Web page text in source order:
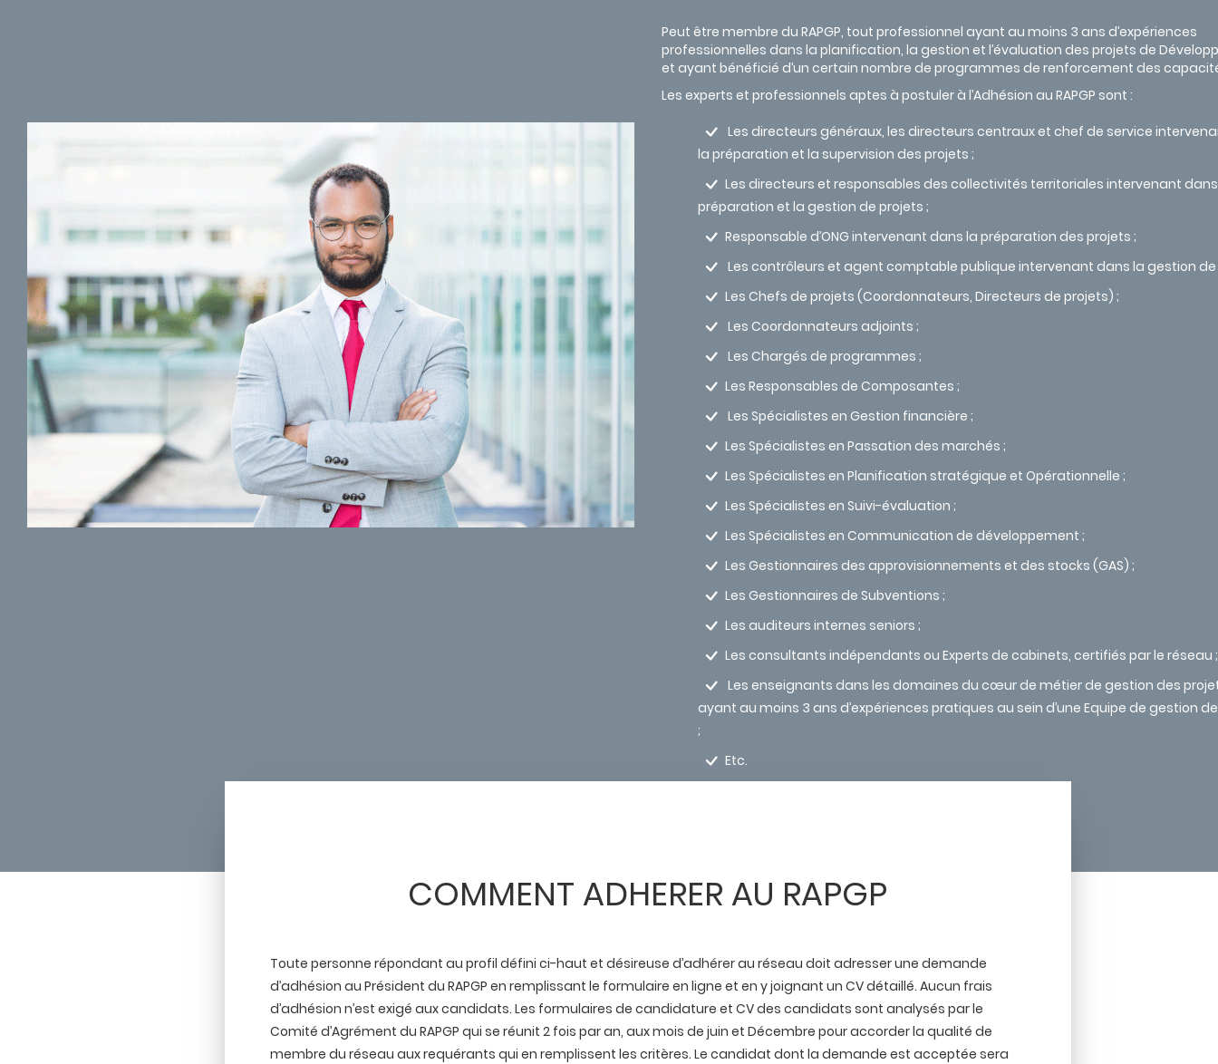
Peut être membre du RAPGP, tout professionnel ayant au moins 3 ans d’expériences
professionnelles dans la planification, la gestion et l’évaluation des projets de
et ayant bénéficié d’un certain nombre de programmes de renforcement des
Les experts et professionnels aptes à postuler à l’Adhésion au RAPGP sont :
Les directeurs généraux, les directeurs centraux et chef de service
la préparation et la supervision des projets ;
Les directeurs et responsables des collectivités territoriales intervenant
préparation et la gestion de projets ;
Responsable d’ONG intervenant dans la préparation des projets ;
Les contrôleurs et agent comptable publique intervenant dans la gestion de
Les Chefs de projets (Coordonnateurs, Directeurs de projets) ;
Les Coordonnateurs adjoints ;
Les Chargés de programmes ;
Les Responsables de Composantes ;
Les Spécialistes en Gestion financière ;
Les Spécialistes en Passation des marchés ;
Les Spécialistes en Planification stratégique et Opérationnelle ;
Les Spécialistes en Suivi-évaluation ;
Les Spécialistes en Communication de développement ;
Les Gestionnaires des approvisionnements et des stocks (GAS) ;
Les Gestionnaires de Subventions ;
Les auditeurs internes seniors ;
Les consultants indépendants ou Experts de cabinets, certifiés par le réseau ;
Les enseignants dans les domaines du cœur de métier de gestion des
ayant au moins 3 ans d’expériences pratiques au sein d’une Equipe de gestion
;
Etc.
COMMENT ADHERER AU RAPGP
Toute personne répondant au profil défini ci-haut et désireuse d’adhérer au réseau doit adresser une demande
d’adhésion au Président du RAPGP en remplissant le formulaire en ligne et en y joignant un CV détaillé. Aucun frais
d’adhésion n’est exigé aux candidats. Les formulaires de candidature et CV des candidats sont analysés par le
Comité d’Agrément du RAPGP qui se réunit 2 fois par an, aux mois de juin et Décembre pour accorder la qualité de
membre du réseau aux requérants qui en remplissent les critères. Le candidat dont la demande est acceptée sera